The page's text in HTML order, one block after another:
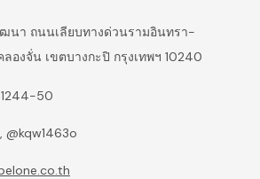
นา ถนนเลียบทางด่วนรามอินทรา-
องจั่น เขตบางกะปิ กรุงเทพฯ 10240
50
@kqw1463o